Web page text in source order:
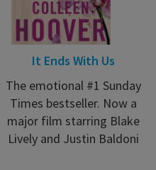
It Ends With Us
The emotional #1 Sunday
Times bestseller. Now a
major film starring Blake
Lively and Justin Baldoni